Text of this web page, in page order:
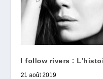
I follow rivers :
21 août 2019